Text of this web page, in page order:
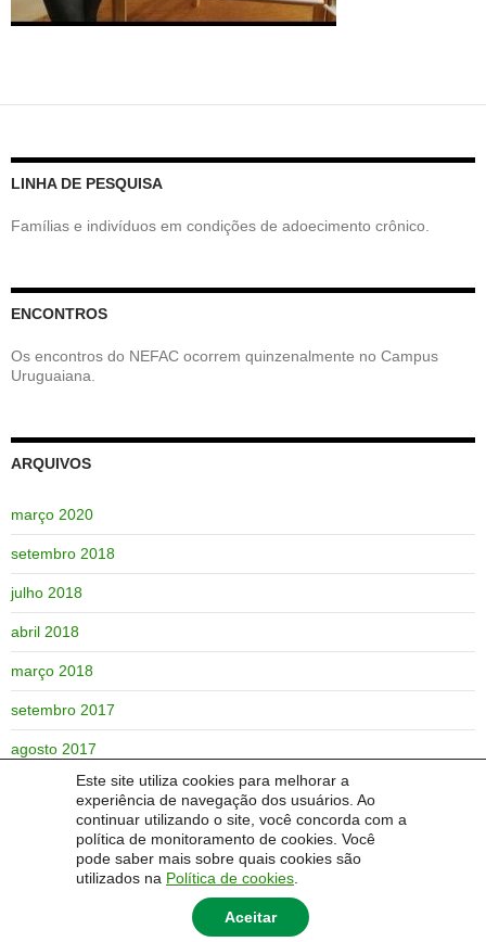
Este site utiliza cookies para melhorar a
experiência de navegação dos usuários. Ao
continuar utilizando o site, você concorda com a
política de monitoramento de cookies. Você
pode saber mais sobre quais cookies são
utilizados na Política de cookies
Aceitar
LINHA DE PESQUISA
Famílias e indivíduos em condições de adoecimento crônico.
ENCONTROS
Os encontros do NEFAC ocorrem quinzenalmente no Campus
Uruguaiana.
ARQUIVOS
março 2020
setembro 2018
julho 2018
abril 2018
março 2018
setembro 2017
agosto 2017
junho 2017
maio 2017
janeiro 2017